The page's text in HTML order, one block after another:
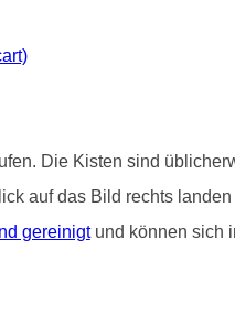
Die Kisten sind
auf das Bild rechts
gereinigtund können sich